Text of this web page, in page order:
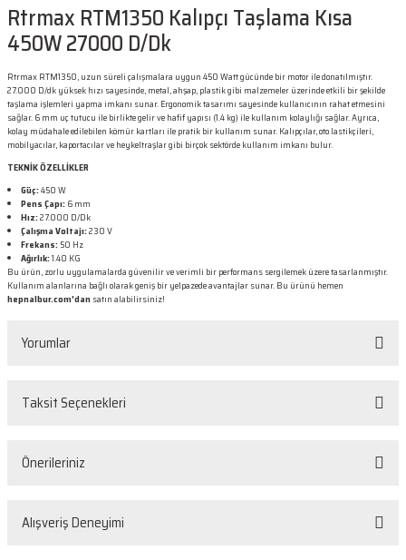
Rtrmax RTM1350 Kalıpçı Taşlama Kısa
450W 27000 D/Dk
Rtrmax RTM1350, uzun süreli çalışmalara uygun 450 Watt gücünde bir motor ile donatılmıştır.
27.000 D/dk yüksek hızı sayesinde, metal, ahşap, plastik gibi malzemeler üzerinde etkili bir şekilde
taşlama işlemleri yapma imkanı sunar. Ergonomik tasarımı sayesinde kullanıcının rahat etmesini
sağlar. 6 mm uç tutucu ile birlikte gelir ve hafif yapısı (1.4 kg) ile kullanım kolaylığı sağlar. Ayrıca,
kolay müdahale edilebilen kömür kartları ile pratik bir kullanım sunar. Kalıpçılar, oto lastikçileri,
mobilyacılar, kaportacılar ve heykeltraşlar gibi birçok sektörde kullanım imkanı bulur.
TEKNİK ÖZELLİKLER
Güç:450 W
Pens Çapı:6 mm
Hız:27.000 D/Dk
Çalışma Voltajı:230 V
Frekans:50 Hz
Ağırlık:1.40 KG
Bu ürün, zorlu uygulamalarda güvenilir ve verimli bir performans sergilemek üzere tasarlanmıştır.
Kullanım alanlarına bağlı olarak geniş bir yelpazede avantajlar sunar. Bu ürünü hemen
hepnalbur.com'dansatın alabilirsiniz!
Yorumlar
Taksit Seçenekleri
Önerileriniz
Bu ürünün fiyat bilgisi, resim, ürün açıklamalarında ve diğer konularda
Alışveriş Deneyimi